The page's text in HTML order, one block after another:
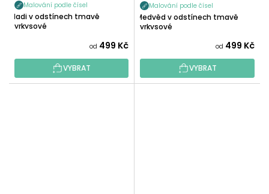
Malování podle čísel
Hadi v odstínech tmavě
tyrkysové
od 499 Kč
VYBRAT
Malování podle čísel
Medvěd v odstínech tmavě
tyrkysové
od 499 Kč
VYBRAT